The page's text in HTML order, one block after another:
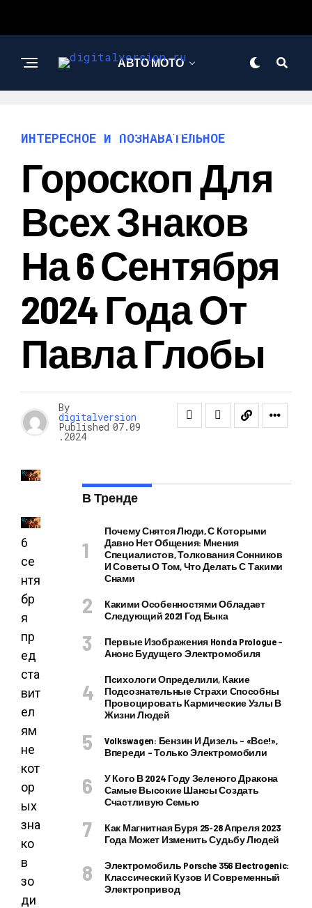
АВТО МОТО
ПОЗНАВАТЕЛЬНОЕ
ИНТЕРЕСНОЕ И ПОЗНАВАТЕЛЬНОЕ
Гороскоп Для
Всех Знаков
На 6 Сентября
2024 Года От
Павла Глобы
By
digitalversion
Published 07.09
.2024
6
се
нтя
бр
я
пр
ед
ста
вит
ел
ям
не
кот
ор
ых
зна
ко
в
зо
ди
В Тренде
Почему Снятся Люди, С Которыми
Давно Нет Общения: Мнения
Специалистов, Толкования Сонников
И Советы О Том, Что Делать С Такими
Снами
Какими Особенностями Обладает
Следующий 2021 Год Быка
Первые Изображения Honda Prologue –
Анонс Будущего Электромобиля
Психологи Определили, Какие
Подсознательные Страхи Способны
Провоцировать Кармические Узлы В
Жизни Людей
Volkswagen: Бензин И Дизель – «все!»,
Впереди – Только Электромобили
У Кого В 2024 Году Зеленого Дракона
Самые Высокие Шансы Создать
Счастливую Семью
Как Магнитная Буря 25-28 Апреля 2023
Года Может Изменить Судьбу Людей
Электромобиль Porsche 356 Electrogenic:
Классический Кузов И Современный
Электропривод